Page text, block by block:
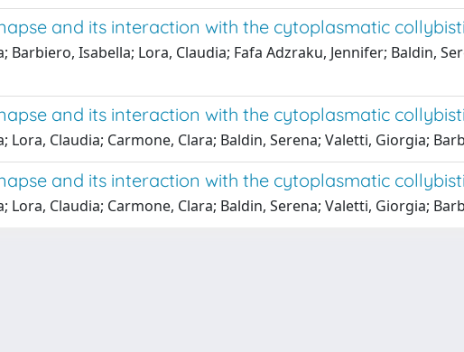
and its interaction with the cytoplasmatic
Barbiero, Isabella; Lora, Claudia; Fafa Adzraku, Jennifer; Baldin,
and its interaction with the cytoplasmatic
Lora, Claudia; Carmone, Clara; Baldin, Serena; Valetti, Giorgia;
and its interaction with the cytoplasmatic
Lora, Claudia; Carmone, Clara; Baldin, Serena; Valetti, Giorgia;